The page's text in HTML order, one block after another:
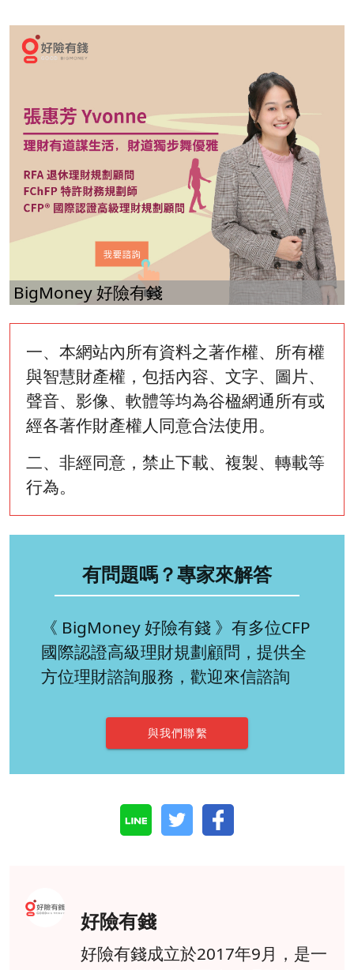
BigMoney 好險有錢
一、本網站內所有資料之著作權、所有權
與智慧財產權，包括內容、文字、圖片、
聲音、影像、軟體等均為谷楹網通所有或
經各著作財產權人同意合法使用。
二、非經同意，禁止下載、複製、轉載等
行為。
有問題嗎？專家來解答
《 BigMoney 好險有錢 》有多位CFP
國際認證高級理財規劃顧問，提供全
方位理財諮詢服務，歡迎來信諮詢
與我們聯繫
好險有錢
好險有錢成立於2017年9月，是一